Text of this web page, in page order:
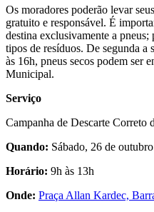
Os moradores poderão levar
gratuito e responsável. É
destina exclusivamente a
tipos de resíduos. De segunda a
às 16h, pneus secos podem ser
Municipal.
Serviço
Campanha de Descarte Correto
Quando: Sábado, 26 de
Horário: 9h às 13h
Onde: Praça Allan Kardec,